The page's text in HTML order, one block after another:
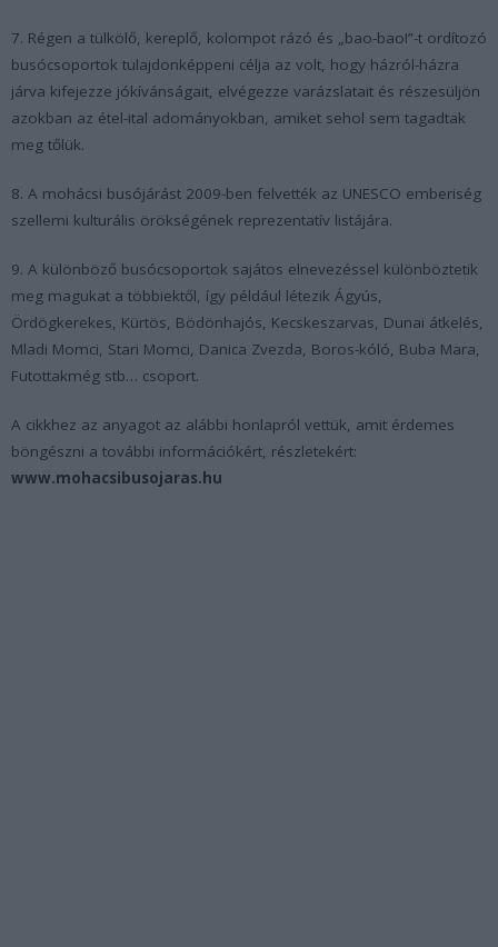
7. Régen a tülkölő, kereplő, kolompot rázó és „bao-bao!”-t ordítozó
busócsoportok tulajdonképpeni célja az volt, hogy házról-házra
járva kifejezze jókívánságait, elvégezze varázslatait és részesüljön
azokban az étel-ital adományokban, amiket sehol sem tagadtak
meg tőlük.
8. A mohácsi busójárást 2009-ben felvették az UNESCO emberiség
szellemi kulturális örökségének reprezentatív listájára.
9. A különböző busócsoportok sajátos elnevezéssel különböztetik
meg magukat a többiektől, így például létezik Ágyús,
Ördögkerekes, Kürtös, Bödönhajós, Kecskeszarvas, Dunai átkelés,
Mladi Momci, Stari Momci, Danica Zvezda, Boros-kóló, Buba Mara,
Futottakmég stb… csoport.
A cikkhez az anyagot az alábbi honlapról vettük, amit érdemes
böngészni a további információkért, részletekért:
www.mohacsibusojaras.hu